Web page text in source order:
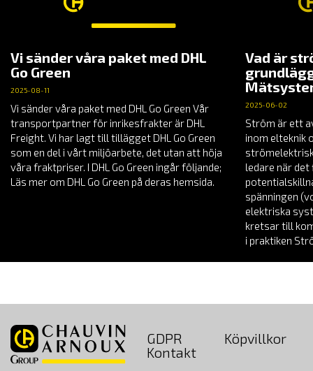
Vi sänder våra paket med DHL
Go Green
2025-08-11
Vi sänder våra paket med DHL Go Green Vår
transportpartner för inrikesfrakter är DHL
Freight. Vi har lagt till tillägget DHL Go Green
som en del i vårt miljöarbete, det utan att höja
våra fraktpriser. I DHL Go Green ingår följande;
Läs mer om DHL Go Green på deras hemsida.
Vad är
2025-06-02
Ström är ett
inom elteknik
ledare när
spänningen
elektriska
kretsar till
i praktiken
GDPR Köpvillkor
Kontakt